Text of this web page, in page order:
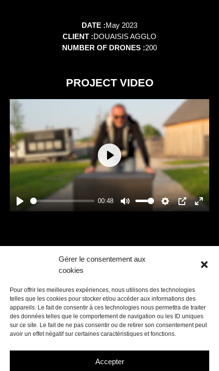
Gérer le consentement aux
cookies
Pour offrir les meilleures expériences, nous utilisons des technologies
telles que les cookies pour stocker et/ou accéder aux informations des
appareils. Le fait de consentir à ces technologies nous permettra de traiter
des données telles que le comportement de navigation ou les ID uniques
sur ce site. Le fait de ne pas consentir ou de retirer son consentement peut
avoir un effet négatif sur certaines caractéristiques et fonctions.
Accepter
DATE :May 2023
CLIENT :DOUAISIS AGGLO
NUMBER OF DRONES :200
PROJECT VIDEO
Play
00:48
Mute Settings
PIP
Enter
Play
Back to spectacular displays
hello@crystal-drones.com